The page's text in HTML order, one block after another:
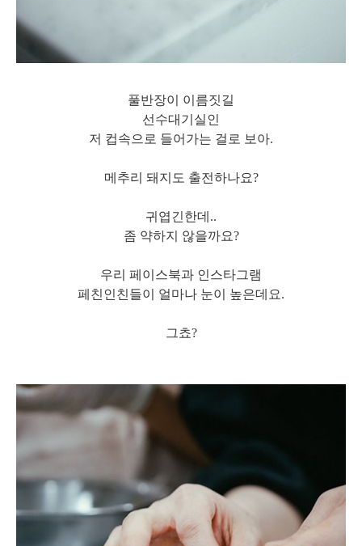
풀반장이 이름짓길
선수대기실인
저 컵속으로 들어가는 걸로 보아.
메추리 돼지도 출전하나요?
귀엽긴한데..
좀 약하지 않을까요?
우리 페이스북과 인스타그램
페친인친들이 얼마나 눈이 높은데요.
그쵸?